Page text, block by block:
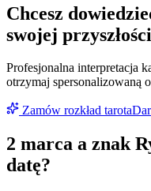
Chcesz
swojej
Profesjonalna interpretacja
otrzymaj spersonalizowaną
Zamów rozkład tarota
2 marca a znak
datę?